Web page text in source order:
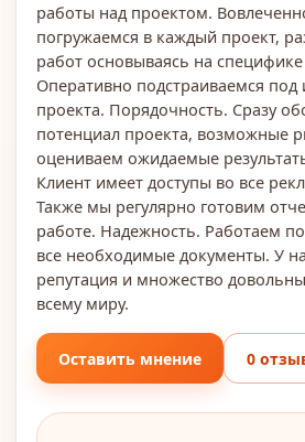
работы над проектом.
погружаемся в каждый проект,
работ основываясь на
Оперативно подстраиваемся
проекта. Порядочность. Сразу
потенциал проекта, возможные
оцениваем ожидаемые
Клиент имеет доступы во все
Также мы регулярно готовим
работе. Надежность. Работаем
все необходимые документы. У
репутация и множество
всему миру.
Оставить мнение 0